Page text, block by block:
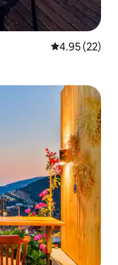
Calificación
4.95 (22)